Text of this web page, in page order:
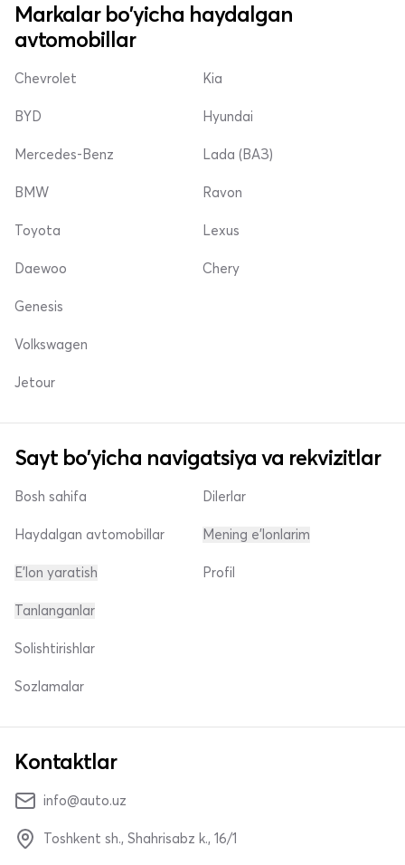
Markalar bo'yicha haydalgan
avtomobillar
Chevrolet
BYD
Mercedes-Benz
Kia
Hyundai
Lada (ВАЗ)
BMW
Toyota
Daewoo
Ravon
Lexus
Chery
Genesis
Volkswagen
Jetour
Sayt bo'yicha navigatsiya va rekvizitlar
Bosh sahifa
Haydalgan avtomobillar
E'lon yaratish
Dilerlar
Mening e'lonlarim
Profil
Tanlanganlar
Solishtirishlar
Sozlamalar
Kontaktlar
info@auto.uz
Toshkent sh., Shahrisabz k., 16/1